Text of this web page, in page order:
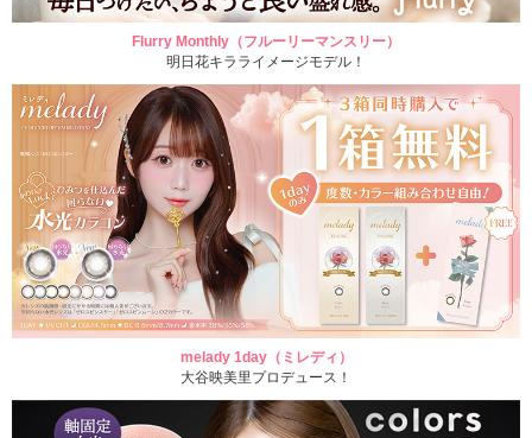
Flurry Monthly（フルーリーマンスリー）
明日花キラライメージモデル！
melady 1day（ミレディ）
大谷映美里プロデュース！